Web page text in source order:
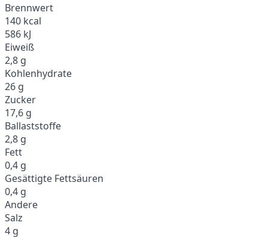
Brennwert
140 kcal
586 kJ
Eiweiß
2,8 g
Kohlenhydrate
26 g
Zucker
17,6 g
Ballaststoffe
2,8 g
Fett
0,4 g
Gesättigte Fettsäuren
0,4 g
Andere
Salz
4 g